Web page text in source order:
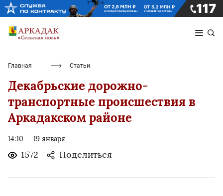
Главная Статьи
Декабрьские дорожно-
транспортные происшествия в
Аркадакском районе
14:10 19 января
1572 Поделиться